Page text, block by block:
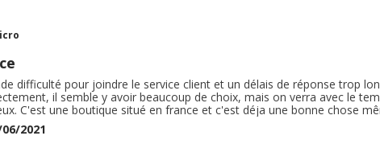
difficulté pour joindre le service client et un délais de réponse trop
il semble y avoir beaucoup de choix, mais on verra avec le
C'est une boutique situé en france et c'est déja une bonne chose
En effet le matériel recu ne provenais pas de chez eu mais d'un
2021